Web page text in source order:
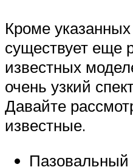
Кроме
существует еще
известных
очень узкий
Давайте
известные.